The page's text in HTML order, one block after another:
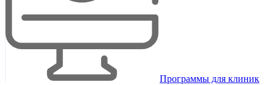
Программы для клиник